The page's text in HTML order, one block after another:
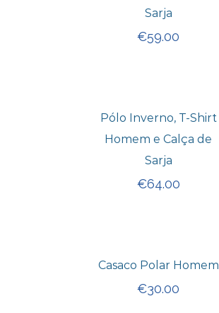
Sarja
€59.00
Pólo Inverno, T-Shirt
Homem e Calça de
Sarja
€64.00
Casaco Polar Homem
€30.00